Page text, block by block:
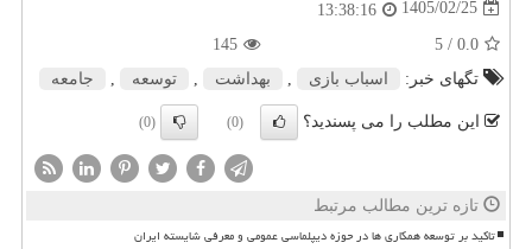
1405/02/25
13:38:16
0.0
/ 5
145
تگهای خبر:
اسباب بازی بهداشت توسعه جامعه
این مطلب را می پسندید؟ (0)
(0)
تازه ترین مطالب مرتبط
تاکید بر توسعه همکاری ها در حوزه دیپلماسی عمومی و معرفی شایسته ایران